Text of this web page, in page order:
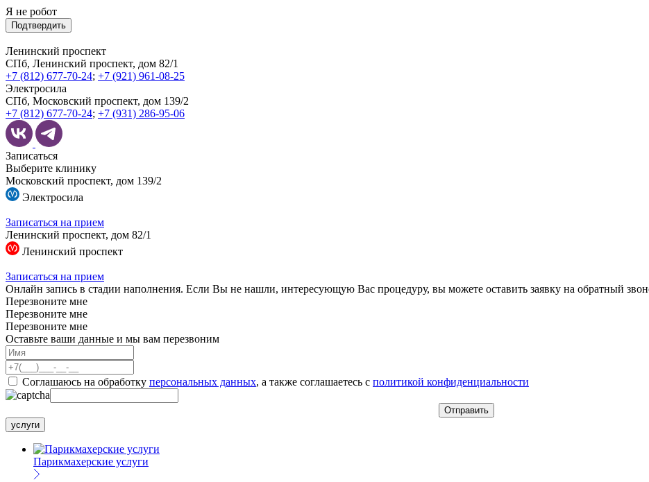
Я не робот
Подтвердить
Ленинский проспект
СПб, Ленинский проспект, дом 82/1
+7 (812) 677-70-24; +7 (921) 961-08-25
Электросила
СПб, Московский проспект, дом 139/2
+7 (812) 677-70-24; +7 (931) 286-95-06
Записаться
Выберите клинику
Московский проспект, дом 139/2
Электросила
Записаться на прием
Ленинский проспект, дом 82/1
Ленинский проспект
Записаться на прием
Онлайн запись в стадии наполнения. Если Вы не нашли, интересующую Вас процедуру, вы можете оставить заявку на обратный
Перезвоните мне
Перезвоните мне
Перезвоните мне
Оставьте ваши данные и мы вам перезвоним
Соглашаюсь на обработку персональных данных, а также соглашаетесь c политикой конфиденциальности
услуги
Парикмахерские услуги